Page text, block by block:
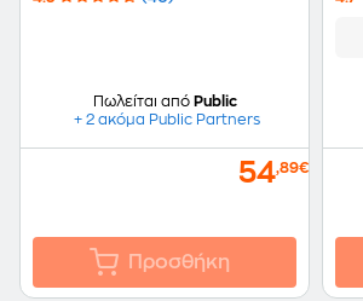
Πωλείται από Public
+ 2 ακόμα Public Partners
54,89€
Προσθήκη